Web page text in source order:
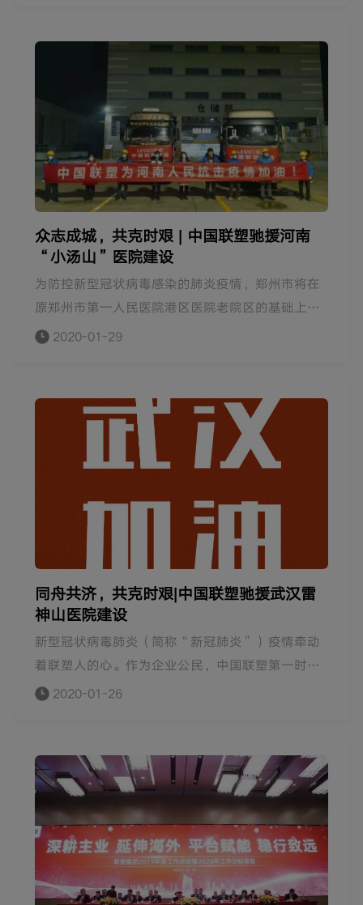
件。该项目首期建设的应急隔离病房将提供500张
左右床位，项目全部建成后，不仅满足市民公共卫
生需求，同时还方便当地群众就近就医，该项目计
划于2月中旬投入使用。中国联塑下属陕西联塑公司
闻讯，当天下午装好物资火速发往抵达将于2月3日
开工的西安“小汤山”医院工程现场，支援陕西地
区战“疫”。
众志成城，共克时艰 | 中国联塑驰援河南
“小汤山”医院建设
为防控新型冠状病毒感染的肺炎疫情，郑州市将在
原郑州市第一人民医院港区医院老院区的基础上进
行改造，建设河南版“小汤山医院”。1月27日，
2020-01-29
同舟共济，共克时艰|中国联塑驰援武汉雷
神山医院建设
新型冠状病毒肺炎（简称“新冠肺炎”）疫情牵动
着联塑人的心。作为企业公民，中国联塑第一时间
响应，责无旁贷担起社会责任，快速决议行动和调
品，投入该项目的给排水工程建设，为武汉疫情防
控工作提供更多支持。
2020-01-26